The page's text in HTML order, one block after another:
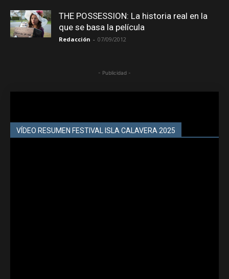
THE POSSESSION: La historia real en la
que se basa la película
Redacción - 07/09/2012
- Publicidad -
VÍDEO RESUMEN FESTIVAL ISLA CALAVERA 2025